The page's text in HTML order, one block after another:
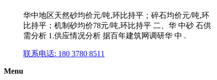
华中地区天然砂均价元/吨,环比持平；碎石均价元/吨,环
比持平；机制砂均价78元/吨,环比持平 二、华 中砂 石供
需分析 1.供应情况分析 据百年建筑网调研华 中 .
联系电话: 180 3780 8511
Menu